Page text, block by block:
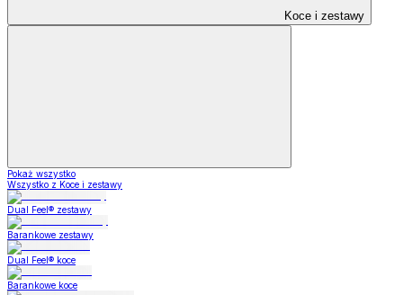
Koce i zestawy
Pokaż wszystko
Wszystko z Koce i zestawy
Dual Feel® zestawy
Barankowe zestawy
Dual Feel® koce
Barankowe koce